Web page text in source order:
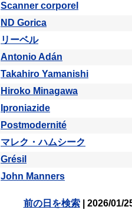
Scanner corporel
ND Gorica
リーベル
Antonio Adán
Takahiro Yamanishi
Hiroko Minagawa
Iproniazide
Postmodernité
マレク・ハムシーク
Grésil
John Manners
前の日を検索| 2026/01/